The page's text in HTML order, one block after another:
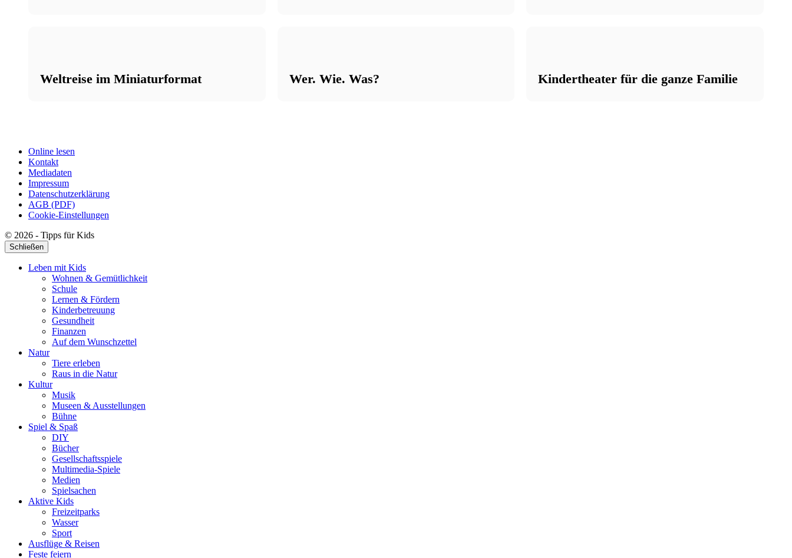
Weltreise im Miniaturformat Wer. Wie. Was? Kindertheater für die ganze Familie
Online lesen
Kontakt
Mediadaten
Impressum
Datenschutzerklärung
AGB (PDF)
Cookie-Einstellungen
© 2026 - Tipps für Kids
Schließen
Leben mit Kids
Wohnen & Gemütlichkeit
Schule
Lernen & Fördern
Kinderbetreuung
Gesundheit
Finanzen
Auf dem Wunschzettel
Natur
Tiere erleben
Raus in die Natur
Kultur
Musik
Museen & Ausstellungen
Bühne
Spiel & Spaß
DIY
Bücher
Gesellschaftsspiele
Multimedia-Spiele
Medien
Spielsachen
Aktive Kids
Freizeitparks
Wasser
Sport
Ausflüge & Reisen
Feste feiern